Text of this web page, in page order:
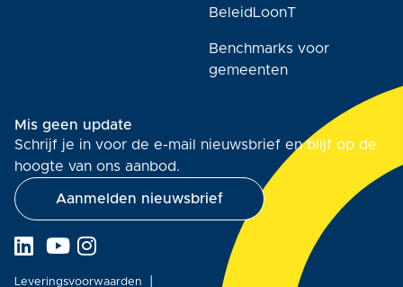
BeleidLoonT
Benchmarks voor
gemeenten
Mis geen update
Schrijf je in voor de e-mail nieuwsbrief en blijf op de
hoogte van ons aanbod.
Aanmelden nieuwsbrief
Leveringsvoorwaarden